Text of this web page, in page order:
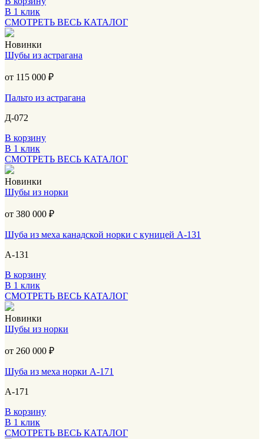
В 1 клик
СМОТРЕТЬ ВЕСЬ КАТАЛОГ
Новинки
Шубы из астрагана
от 115 000 ₽
Пальто из астрагана
Д-072
В корзину
В 1 клик
СМОТРЕТЬ ВЕСЬ КАТАЛОГ
Новинки
Шубы из норки
от 380 000 ₽
Шуба из меха канадской норки с куницей А-131
А-131
В корзину
В 1 клик
СМОТРЕТЬ ВЕСЬ КАТАЛОГ
Новинки
Шубы из норки
от 260 000 ₽
Шуба из меха норки А-171
А-171
В корзину
В 1 клик
СМОТРЕТЬ ВЕСЬ КАТАЛОГ